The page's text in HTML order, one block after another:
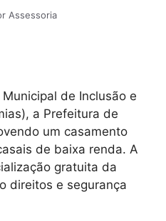
Assessoria
de Inclusão e
a Prefeitura de
um casamento
de baixa renda. A
gratuita da
direitos e segurança